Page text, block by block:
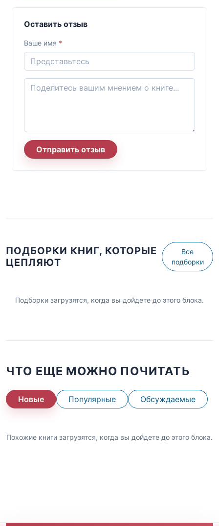
Оставить отзыв
Ваше имя *
Отправить отзыв
ПОДБОРКИ КНИГ, КОТОРЫЕ
ЦЕПЛЯЮТ
Все
подборки
Подборки загрузятся, когда вы дойдете до этого блока.
ЧТО ЕЩЕ МОЖНО ПОЧИТАТЬ
Новые Популярные Обсуждаемые
Похожие книги загрузятся, когда вы дойдете до этого блока.